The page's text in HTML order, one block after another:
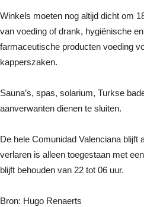
Winkels moeten nog altijd dicht om
van voeding of drank, hygiënische
farmaceutische producten voeding
kapperszaken.
Sauna’s, spas, solarium, Turkse
aanverwanten dienen te sluiten.
De hele Comunidad Valenciana blijft
verlaren is alleen toegestaan met
blijft behouden van 22 tot 06 uur.
Bron: Hugo Renaerts